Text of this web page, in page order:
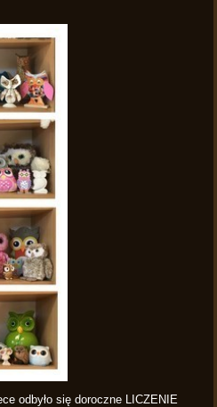
odbyło się doroczne LICZENIE